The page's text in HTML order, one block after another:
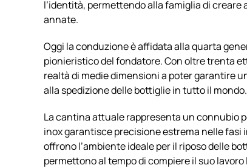
l’identità, permettendo alla famiglia di
annate.
Oggi la conduzione è affidata alla quarta
pionieristico del fondatore. Con oltre trenta
realtà di medie dimensioni a poter garantire
alla spedizione delle bottiglie in tutto il mondo.
La cantina attuale rappresenta un connubio
inox garantisce precisione estrema nelle
offrono l’ambiente ideale per il riposo delle
permettono al tempo di compiere il suo lavoro